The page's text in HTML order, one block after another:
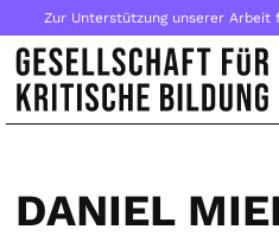
Zur Unterstützung unserer Arbeit
DANIEL